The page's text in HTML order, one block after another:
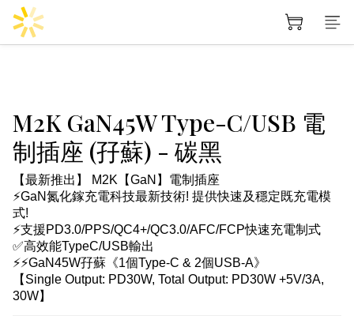
M2K GaN45W Type-C/USB 電
制插座 (孖蘇) - 碳黑
【最新推出】 M2K【GaN】電制插座
⚡GaN氮化鎵充電科技最新技術! 提供快速及穩定既充電模
式!
⚡支援PD3.0/PPS/QC4+/QC3.0/AFC/FCP快速充電制式
✅高效能TypeC/USB輸出
⚡⚡GaN45W孖蘇《1個Type-C & 2個USB-A》
【Single Output: PD30W, Total Output: PD30W +5V/3A,
30W】